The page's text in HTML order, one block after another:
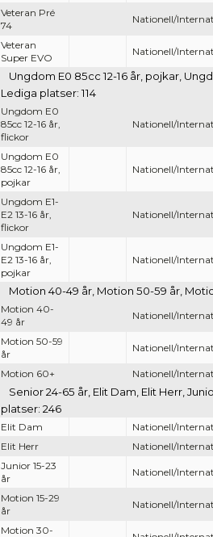
Veteran Pré
74
Nationell/
Veteran
Super EVO
Nationell/
Ungdom E0 85cc 12-16 år, pojkar,
Lediga platser: 114
Ungdom E0
85cc 12-16 år,
flickor
Nationell/
Ungdom E0
85cc 12-16 år,
pojkar
Nationell/
Ungdom E1-
E2 13-16 år,
flickor
Nationell/
Ungdom E1-
E2 13-16 år,
pojkar
Nationell/
Motion 40-49 år, Motion 50-59 år,
Motion 40-
49 år
Nationell/
Motion 50-59
år
Nationell/
Motion 60+ Nationell/
Senior 24-65 år, Elit Dam, Elit Herr,
platser: 246
Elit Dam Nationell/
Elit Herr
Nationell/
Junior 15-23
år
Nationell/
Motion 15-29
år
Nationell/
Motion 30-